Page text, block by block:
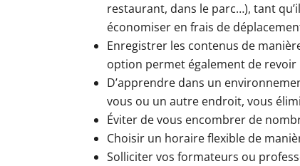
restaurant, dans le parc…), tant
économiser en frais de
Enregistrer les contenus de
option permet également de revoir
D’apprendre dans un
vous ou un autre endroit, vous
Éviter de vous encombrer de
Choisir un horaire flexible de
Solliciter vos formateurs ou